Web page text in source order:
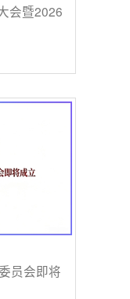
会暨2026
员会即将